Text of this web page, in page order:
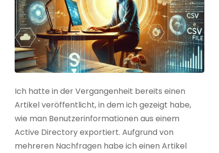
Ich hatte in der Vergangenheit bereits einen
Artikel veröffentlicht, in dem ich gezeigt habe,
wie man Benutzerinformationen aus einem
Active Directory exportiert. Aufgrund von
mehreren Nachfragen habe ich einen Artikel